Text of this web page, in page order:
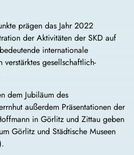
prägen das Jahr 2022
der Aktivitäten der SKD auf
internationale
gesellschaftlich-
dem Jubiläum des
außerdem Präsentationen der
in Görlitz und Zittau geben
Görlitz und Städtische Museen